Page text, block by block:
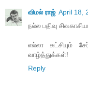
விமல் ராஜ் April 18,
நல்ல பதிவு
எல்லா கட்சியும்
வாழ்த்துக்கள்!
Reply